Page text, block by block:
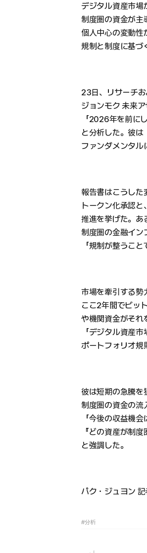
デジタル資産市場
制度圏の資金が主
個人中心の変動性
規制と制度に基づ
23日、リサーチ
ジョンモク 未来
「2026年を前に
と分析した。彼は
ファンダメンタル
報告書はこうした
トークン化承認
推進を挙げた。あ
制度圏の金融イン
「規制が整うこ
市場を牽引する勢
ここ2年間でビッ
や機関資金がそれ
「デジタル資産
ポートフォリオ規
彼は短期の急騰を
制度圏の資金の流
「今後の収益機
『どの資産が制
と強調した。
パク・ジュヨン
#分析